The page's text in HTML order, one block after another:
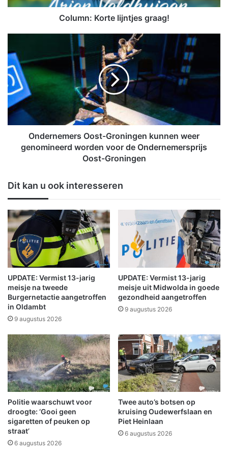
o
i
j
n
t
j
e
s
!
Column: Korte lijntjes graag!
n
d
e
r
n
e
m
e
t
-
G
r
o
n
i
n
g
e
n
k
u
n
e
n
w
e
e
r
g
e
n
o
Ondernemers Oost-Groningen kunnen weer
genomineerd worden voor de Ondernemersprijs
Oost-Groningen
Dit kan u ook interesseren
UPDATE: Vermist 13-jarig
meisje na tweede
Burgernetactie aangetroffen
in Oldambt
9 augustus 2026
UPDATE: Vermist 13-jarig
meisje uit Midwolda in goede
gezondheid aangetroffen
9 augustus 2026
Politie waarschuwt voor
droogte: ‘Gooi geen
sigaretten of peuken op
straat’
6 augustus 2026
Twee auto’s botsen op
kruising Oudewerfslaan en
Piet Heinlaan
6 augustus 2026